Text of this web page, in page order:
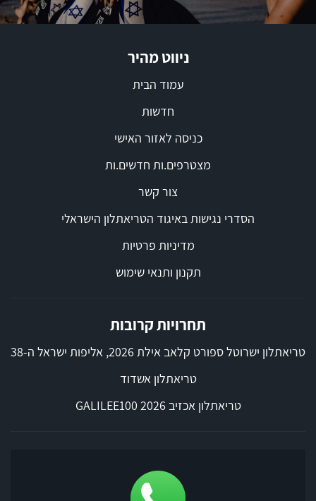
ניווט מהיר
עמוד הבית
חדשות
כניסה לאזור האישי
מצטרפים.ות חדשים.ות
צור קשר
הסדרי נגישות באיגוד הטריאתלון הישראלי
מדיניות פרטיות
תקנון ותנאי שימוש
תחרויות קרובות
טריאתלון ישרוטל ספורט קלאב אילת 2026, אליפות ישראל ה-38
טריאתלון אשדוד
טריאתלון אכזיב 2026 GALILEE100